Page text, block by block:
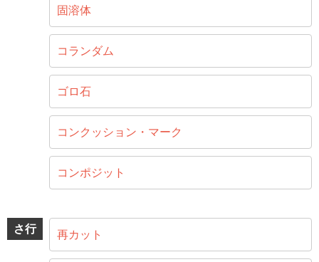
固溶体
コランダム
ゴロ石
コンクッション・マーク
コンポジット
さ行 再カット